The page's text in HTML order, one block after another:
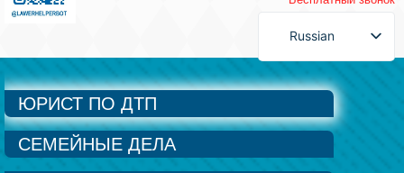
Задать вопрос
Контакты
Отзывы
Russian
ЮРИСТ ПО ДТП
СЕМЕЙНЫЕ ДЕЛА